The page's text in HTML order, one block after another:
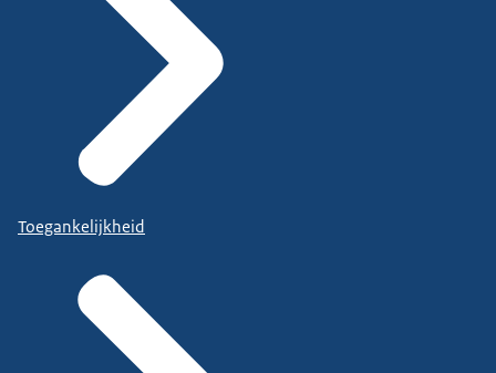
Toegankelijkheid